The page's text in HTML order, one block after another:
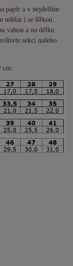
papír a v nejdelším
udělat i se šířkou.
vahou a na délku
sekci našeho
cm.